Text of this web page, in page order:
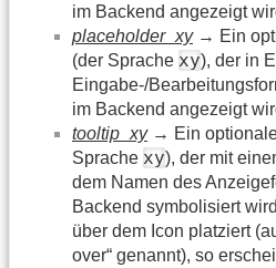
im Backend angezeigt
placeholder_xy→ Ein
(der Sprache xy), der in
Eingabe-/
im Backend angezeigt
tooltip_xy→ Ein
Sprache xy), der mit
dem Namen des
Backend symbolisiert
über dem Icon platziert
over“ genannt), so